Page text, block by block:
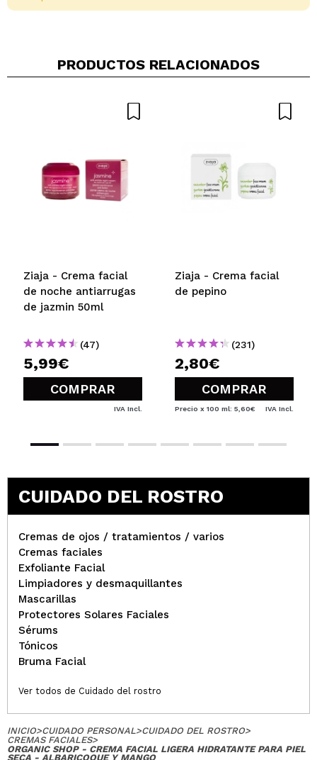
¿Recomendarías su compra? Si No
PRODUCTOS RELACIONADOS
Ziaja - Crema facial
de noche antiarrugas
de jazmin 50ml
(47)
5,99€
COMPRAR
IVA Incl.
Ziaja - Crema facial
de pepino
(231)
2,80€
COMPRAR
Precio x 100 ml: 5,60€ IVA Incl.
CUIDADO DEL ROSTRO
Cremas de ojos / tratamientos / varios
Cremas faciales
Exfoliante Facial
Limpiadores y desmaquillantes
Mascarillas
Protectores Solares Faciales
Sérums
Tónicos
Bruma Facial
Ver todos de Cuidado del rostro
INICIO>CUIDADO PERSONAL>CUIDADO DEL ROSTRO>
CREMAS FACIALES>
ORGANIC SHOP - CREMA FACIAL LIGERA HIDRATANTE PARA PIEL
SECA - ALBARICOQUE Y MANGO